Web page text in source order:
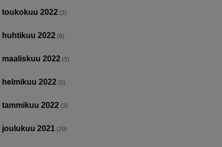
toukokuu 2022 (3)
huhtikuu 2022 (6)
maaliskuu 2022 (5)
helmikuu 2022 (5)
tammikuu 2022 (3)
joulukuu 2021 (29)